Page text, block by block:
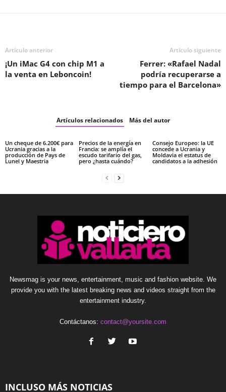
Artículo anterior
¡Un iMac G4 con chip M1 a
la venta en Leboncoin!
Artículo siguiente
Ferrer: «Rafael Nadal
podría recuperarse a
tiempo para el Barcelona»
Artículos relacionados Más del autor
Un cheque de 6.200€ para
Ucrania gracias a la
producción de Pays de
Lunel y Maestria
Precios de la energía en
Francia: se amplía el
escudo tarifario del gas,
pero ¿hasta cuándo?
Consejo Europeo: la UE
concede a Ucrania y
Moldavia el estatus de
candidatos a la adhesión
Newsmag is your news, entertainment, music and fashion website. We
provide you with the latest breaking news and videos straight from the
entertainment industry.
Contáctanos: contact@yoursite.com
INCLUSO MÁS NOTICIAS